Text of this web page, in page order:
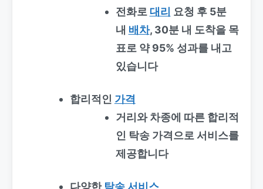
전화로 대리 요청 후 5분
내 배차, 30분 내 도착을 목
표로 약 95% 성과를 내고
있습니다
합리적인 가격
거리와 차종에 따른 합리적
인 탁송 가격으로 서비스를
제공합니다
다양한 탁송 서비스